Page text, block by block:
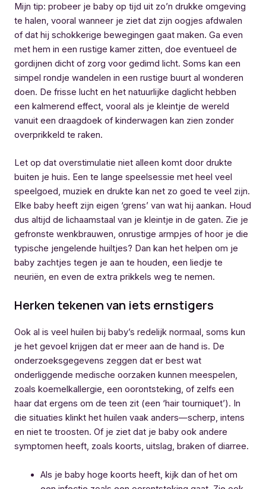
Mijn tip: probeer je baby op tijd uit zo’n drukke omgeving
te halen, vooral wanneer je ziet dat zijn oogjes afdwalen
of dat hij schokkerige bewegingen gaat maken. Ga even
met hem in een rustige kamer zitten, doe eventueel de
gordijnen dicht of zorg voor gedimd licht. Soms kan een
simpel rondje wandelen in een rustige buurt al wonderen
doen. De frisse lucht en het natuurlijke daglicht hebben
een kalmerend effect, vooral als je kleintje de wereld
vanuit een draagdoek of kinderwagen kan zien zonder
overprikkeld te raken.
Let op dat overstimulatie niet alleen komt door drukte
buiten je huis. Een te lange speelsessie met heel veel
speelgoed, muziek en drukte kan net zo goed te veel zijn.
Elke baby heeft zijn eigen ‘grens’ van wat hij aankan. Houd
dus altijd de lichaamstaal van je kleintje in de gaten. Zie je
gefronste wenkbrauwen, onrustige armpjes of hoor je die
typische jengelende huiltjes? Dan kan het helpen om je
baby zachtjes tegen je aan te houden, een liedje te
neuriën, en even de extra prikkels weg te nemen.
Herken tekenen van iets ernstigers
Ook al is veel huilen bij baby’s redelijk normaal, soms kun
je het gevoel krijgen dat er meer aan de hand is. De
onderzoeksgegevens zeggen dat er best wat
onderliggende medische oorzaken kunnen meespelen,
zoals koemelkallergie, een oorontsteking, of zelfs een
haar dat ergens om de teen zit (een ‘hair tourniquet’). In
die situaties klinkt het huilen vaak anders—scherp, intens
en niet te troosten. Of je ziet dat je baby ook andere
symptomen heeft, zoals koorts, uitslag, braken of diarree.
Als je baby hoge koorts heeft, kijk dan of het om